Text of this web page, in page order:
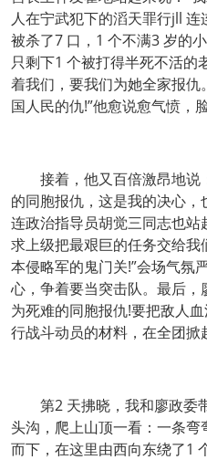
人在宁武犯下的滔天罪行jll 连
被杀了7 口，1 个不满3 岁的
只剩下1 个被打得半死不活的
着我们，要我们为她全家报
国人民的仇!”他愈说愈气愤，
接着，他又百倍激昂地说
的同胞报仇，这是我的决心
连政治指导员胡觉三同志也
求上级把最艰巨的任务交给
本侵略军的鬼门关!”会场气氛
心，争着要当突击队。最后
为死难的同胞报仇!要把敌人
行战斗动员的材料，在全团掀
第2 天拂晓，我和廖政委
头沟，爬上山顶一看：一条
而下，在这里由西向东绕了1